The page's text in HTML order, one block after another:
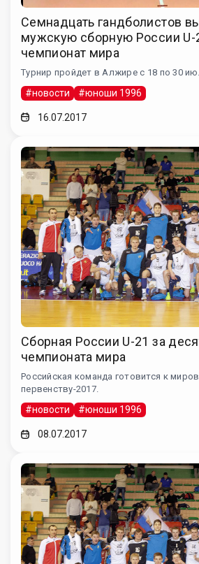
Семнадцать гандболистов
мужскую сборную России U-
чемпионат мира
Турнир пройдет в Алжире с 18 по 30
#новости #юноши 1996
16.07.2017
Сборная России U-21 за
чемпионата мира
Российская команда готовится к
первенству-2017.
#новости #юноши 1996
08.07.2017